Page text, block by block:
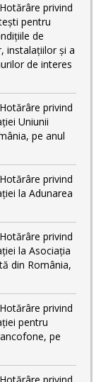
privind
pentru
de
instalaţiilor şi a
de interes
privind
Uniunii
pe anul
privind
la Adunarea
privind
la Asociația
din România,
privind
pentru
pe